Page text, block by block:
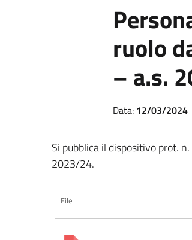
ruolo
– a.s.
Data: 12/03/2024
Si pubblica il dispositivo prot.
2023/24.
File